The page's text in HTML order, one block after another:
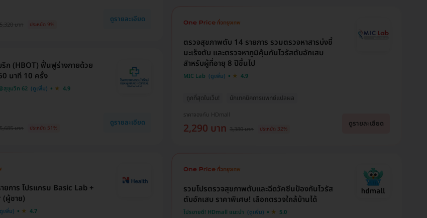
บาท ประหยัด 9%
ดูรายละเอียด
ริก (HBOT) ฟื้นฟูร่างกายด้วย
นาที 10 ครั้ง
สุขุมวิท 62 4.9
บาท ประหยัด 51%
ดูรายละเอียด
ยการ โปรแกรม Basic Lab +
ผู้ชาย)
4.7
ถูกที่สุดในเว็บ! นักเทคนิคการแพทย์แปลผล
ตรวจสุขภาพตับ 14 รายการ รวมตรวจหาสารบ่งชี้
มะเร็งตับ และตรวจหาภูมิคุ้มกันไวรัสตับอักเสบ
สำหรับผู้ที่อายุ 8 ปีขึ้นไป
MIC Lab 4.9
ราคาจองกับ HDmall
2,290 บาท 3,380 บาท ประหยัด 32%
ดูรายละเอียด
รวมโปรตรวจสุขภาพตับและฉีดวัคซีนป้องกันไวรัส
ตับอักเสบ ราคาพิเศษ! เลือกตรวจใกล้บ้านได้
โปรขายดี! HDmall แนะนำ 5.0